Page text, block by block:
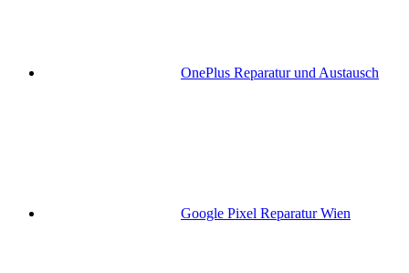
OnePlus Reparatur und Austausch
Google Pixel Reparatur Wien